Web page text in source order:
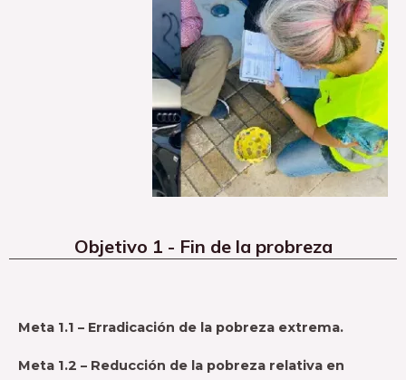
Objetivo 1 - Fin de la probreza
Meta 1.1 – Erradicación de la pobreza extrema.
Meta 1.2 – Reducción de la pobreza relativa en